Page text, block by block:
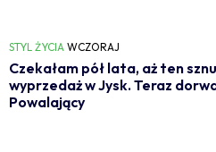
STYL ŻYCIA WCZORAJ
Czekałam pół lata, aż ten
wyprzedaż w Jysk. Teraz
Powalający